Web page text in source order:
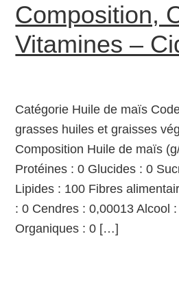
Composition,
Vitamines –
Catégorie Huile de maïs
grasses huiles et graisses
Composition Huile de maïs
Protéines : 0 Glucides : 0
Lipides : 100 Fibres
: 0 Cendres : 0,00013 Alcool
Organiques : 0 […]